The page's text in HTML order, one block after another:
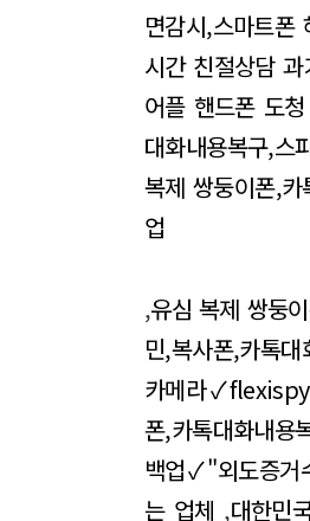
면감시,스마트폰
시간 친절상담
어플 핸드폰 도
대화내용복구,스
복제 쌍둥이폰,카
업
,유심 복제 쌍둥
민,복사폰,카톡대
카메라
폰,카톡대화내용
백업✓"외도증거
는 업체 ,대한민